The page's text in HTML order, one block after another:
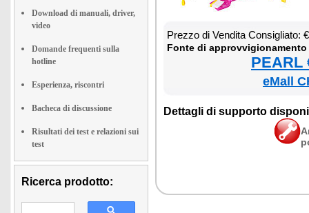
Download di manuali, driver,
video
Domande frequenti sulla
hotline
Esperienza, riscontri
Bacheca di discussione
Risultati dei test e relazioni sui
test
Ricerca prodotto:
Prez­zo di Ven­di­ta Con­si­glia­to:
Fon­te di
PEARL
eMall
Det­ta­gli di sup­por­to